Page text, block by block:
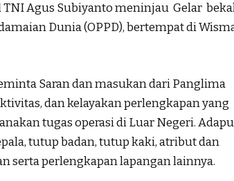
TNI Agus Subiyanto meninjau Gelar
Dunia (OPPD), bertempat di
Saran dan masukan dari Panglima
dan kelayakan perlengkapan yang
tugas operasi di Luar Negeri.
tutup badan, tutup kaki, atribut dan
serta perlengkapan lapangan lainnya.